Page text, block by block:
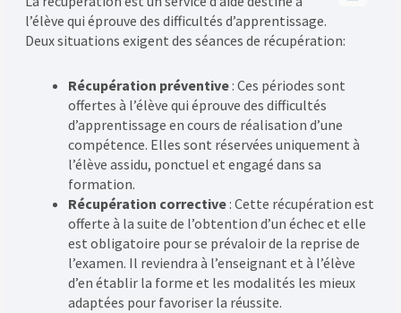
l’élève qui éprouve des difficultés d’apprentissage.
Deux situations exigent des séances de récupération:
Récupération préventive : Ces périodes sont
offertes à l’élève qui éprouve des difficultés
d’apprentissage en cours de réalisation d’une
compétence. Elles sont réservées uniquement à
l’élève assidu, ponctuel et engagé dans sa
formation.
Récupération corrective : Cette récupération est
offerte à la suite de l’obtention d’un échec et elle
est obligatoire pour se prévaloir de la reprise de
l’examen. Il reviendra à l’enseignant et à l’élève
d’en établir la forme et les modalités les mieux
adaptées pour favoriser la réussite.